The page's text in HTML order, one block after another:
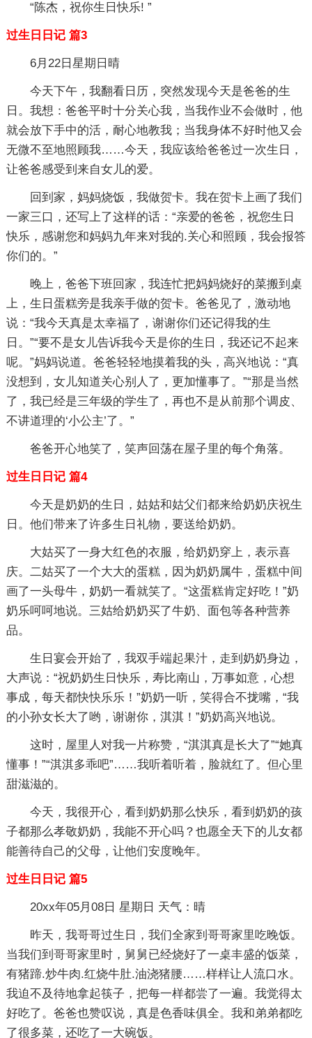
“陈杰，祝你生日快乐! ”
过生日日记 篇3
6月22日星期日晴
今天下午，我翻看日历，突然发现今天是爸爸的生
日。我想：爸爸平时十分关心我，当我作业不会做时，他
就会放下手中的活，耐心地教我；当我身体不好时他又会
无微不至地照顾我……今天，我应该给爸爸过一次生日，
让爸爸感受到来自女儿的爱。
回到家，妈妈烧饭，我做贺卡。我在贺卡上画了我们
一家三口，还写上了这样的话：“亲爱的爸爸，祝您生日
快乐，感谢您和妈妈九年来对我的.关心和照顾，我会报答
你们的。”
晚上，爸爸下班回家，我连忙把妈妈烧好的菜搬到桌
上，生日蛋糕旁是我亲手做的贺卡。爸爸见了，激动地
说：“我今天真是太幸福了，谢谢你们还记得我的生
日。”“要不是女儿告诉我今天是你的生日，我还记不起来
呢。”妈妈说道。爸爸轻轻地摸着我的头，高兴地说：“真
没想到，女儿知道关心别人了，更加懂事了。”“那是当然
了，我已经是三年级的学生了，再也不是从前那个调皮、
不讲道理的‘小公主’了。”
爸爸开心地笑了，笑声回荡在屋子里的每个角落。
过生日日记 篇4
今天是奶奶的生日，姑姑和姑父们都来给奶奶庆祝生
日。他们带来了许多生日礼物，要送给奶奶。
大姑买了一身大红色的衣服，给奶奶穿上，表示喜
庆。二姑买了一个大大的蛋糕，因为奶奶属牛，蛋糕中间
画了一头母牛，奶奶一看就笑了。“这蛋糕肯定好吃！”奶
奶乐呵呵地说。三姑给奶奶买了牛奶、面包等各种营养
品。
生日宴会开始了，我双手端起果汁，走到奶奶身边，
大声说：“祝奶奶生日快乐，寿比南山，万事如意，心想
事成，每天都快快乐乐！”奶奶一听，笑得合不拢嘴，“我
的小孙女长大了哟，谢谢你，淇淇！”奶奶高兴地说。
这时，屋里人对我一片称赞，“淇淇真是长大了”“她真
懂事！”“淇淇多乖吧”……我听着听着，脸就红了。但心里
甜滋滋的。
今天，我很开心，看到奶奶那么快乐，看到奶奶的孩
子都那么孝敬奶奶，我能不开心吗？也愿全天下的儿女都
能善待自己的父母，让他们安度晚年。
过生日日记 篇5
20xx年05月08日 星期日 天气：晴
昨天，我哥哥过生日，我们全家到哥哥家里吃晚饭。
当我们到哥哥家里时，舅舅已经烧好了一桌丰盛的饭菜，
有猪蹄.炒牛肉.红烧牛肚.油浇猪腰……样样让人流口水。
我迫不及待地拿起筷子，把每一样都尝了一遍。我觉得太
好吃了。爸爸也赞叹说，真是色香味俱全。我和弟弟都吃
了很多菜，还吃了一大碗饭。